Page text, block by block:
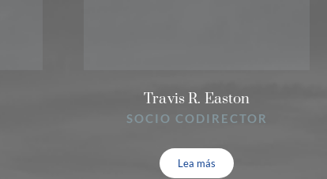
Travis R. Easton
SOCIO CODIRECTOR
Lea más